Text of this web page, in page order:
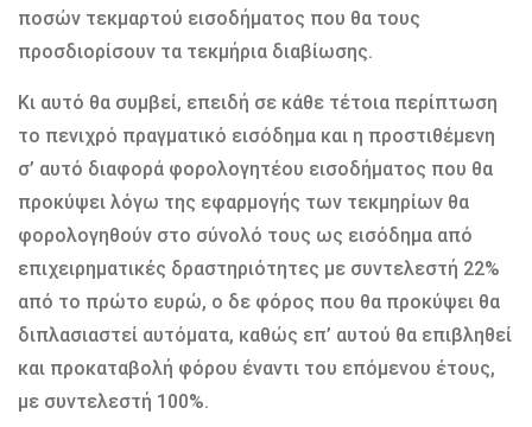
ποσών τεκμαρτού εισοδήματος που θα τους
προσδιορίσουν τα τεκμήρια διαβίωσης.
Κι αυτό θα συμβεί, επειδή σε κάθε τέτοια περίπτωση
το πενιχρό πραγματικό εισόδημα και η προστιθέμενη
σ’ αυτό διαφορά φορολογητέου εισοδήματος που θα
προκύψει λόγω της εφαρμογής των τεκμηρίων θα
φορολογηθούν στο σύνολό τους ως εισόδημα από
επιχειρηματικές δραστηριότητες με συντελεστή 22%
από το πρώτο ευρώ, ο δε φόρος που θα προκύψει θα
διπλασιαστεί αυτόματα, καθώς επ’ αυτού θα επιβληθεί
και προκαταβολή φόρου έναντι του επόμενου έτους,
με συντελεστή 100%.